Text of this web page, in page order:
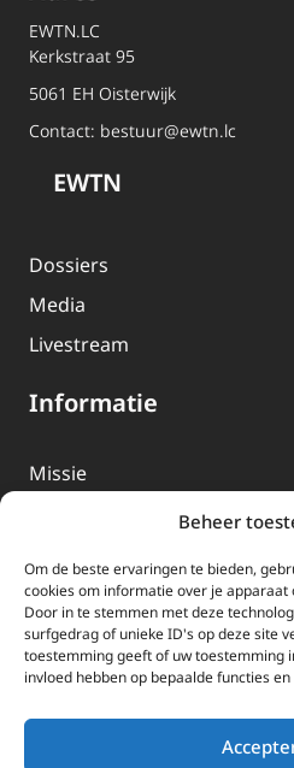
Beheer
Om de beste ervaringen te bieden,
cookies om informatie over je
Door in te stemmen met deze
surfgedrag of unieke ID's op deze site
toestemming geeft of uw toestemming
invloed hebben op bepaalde functies
EWTN.LC
Kerkstraat 95
5061 EH Oisterwijk
Contact: bestuur@ewtn.lc
EWTN
Dossiers
Media
Livestream
Informatie
Missie
EWTN-Team
Organisatiegegevens
Doneren
EWTN wordt uitsluitend
Wij ontvangen bewust geen